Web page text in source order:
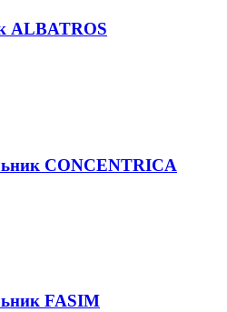
ALBATROS
CONCENTRICA
FASIM